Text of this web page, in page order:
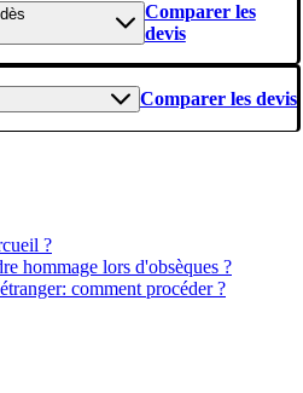
Comparer les
devis
Comparer les devis
?
hommage lors d'obsèques ?
comment procéder ?